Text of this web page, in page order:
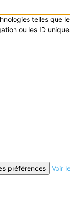
telles
ou les ID
préférences Voir